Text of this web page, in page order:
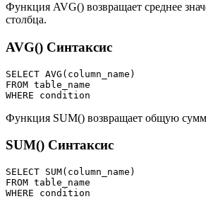
Функция AVG() возвращает среднее
столбца.
AVG() Синтаксис
SELECT AVG(column_name)
FROM table_name
Функция SUM() возвращает общую
SUM() Синтаксис
SELECT SUM(column_name)
FROM table_name